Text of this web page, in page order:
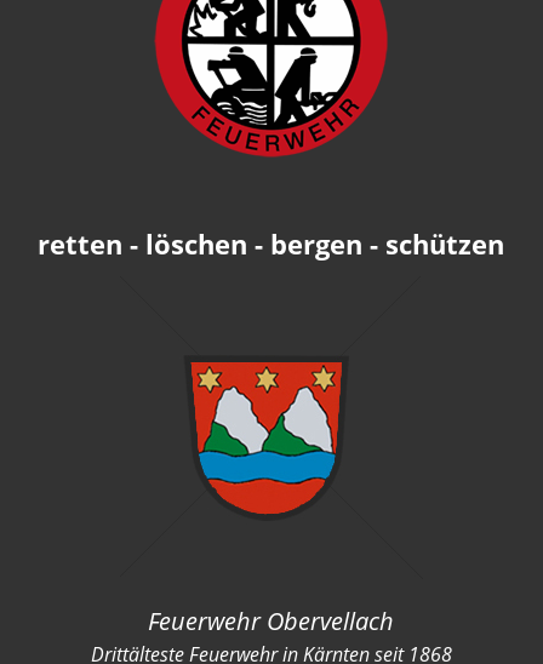
retten - löschen - bergen - schützen
Feuerwehr Obervellach
Drittälteste Feuerwehr in Kärnten seit 1868